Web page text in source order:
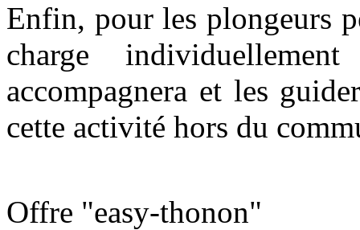
Enfin, pour les plongeurs
charge
accompagnera et les
cette activité hors du
Offre "easy-thonon"